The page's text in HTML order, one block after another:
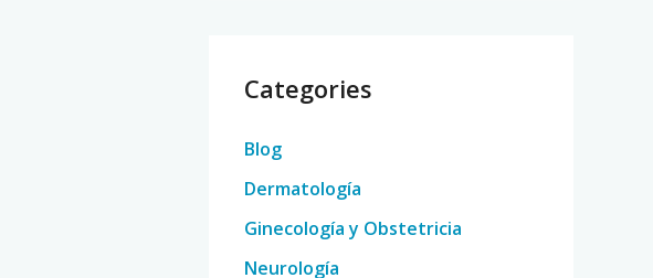
Categories
Blog
Dermatología
Ginecología y Obstetricia
Neurología